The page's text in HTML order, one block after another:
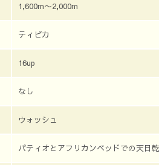
1,600m〜2,000m
ティピカ
16up
なし
ウォッシュ
パティオとアフリカンベッドでの天日